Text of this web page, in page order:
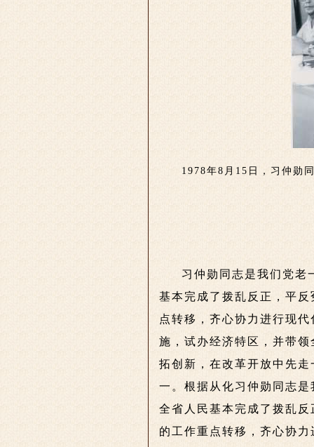
1978年8月15日，习仲勋
习仲勋同志是我们党老
基本完成了拨乱反正，平
点转移，齐心协力进行现
施，试办经济特区，并带
拓创新，在改革开放中先
一。根据从化习仲勋同志
全省人民基本完成了拨乱
的工作重点转移，齐心协